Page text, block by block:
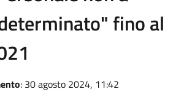
fino al
: 30 agosto 2024, 11:42